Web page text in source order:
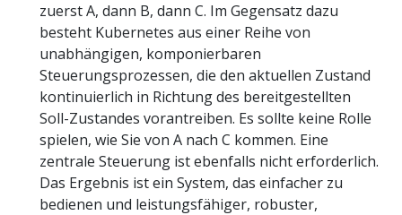
zuerst A, dann B, dann C. Im Gegensatz dazu
besteht Kubernetes aus einer Reihe von
unabhängigen, komponierbaren
Steuerungsprozessen, die den aktuellen Zustand
kontinuierlich in Richtung des bereitgestellten
Soll-Zustandes vorantreiben. Es sollte keine Rolle
spielen, wie Sie von A nach C kommen. Eine
zentrale Steuerung ist ebenfalls nicht erforderlich.
Das Ergebnis ist ein System, das einfacher zu
bedienen und leistungsfähiger, robuster,